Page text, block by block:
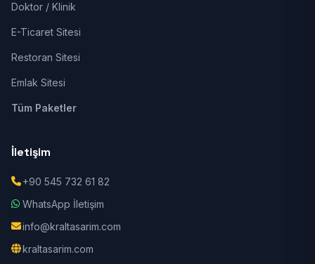
Doktor / Klinik
E-Ticaret Sitesi
Restoran Sitesi
Emlak Sitesi
Tüm Paketler
İletişim
+90 545 732 61 82
WhatsApp İletişim
info@kraltasarim.com
kraltasarim.com